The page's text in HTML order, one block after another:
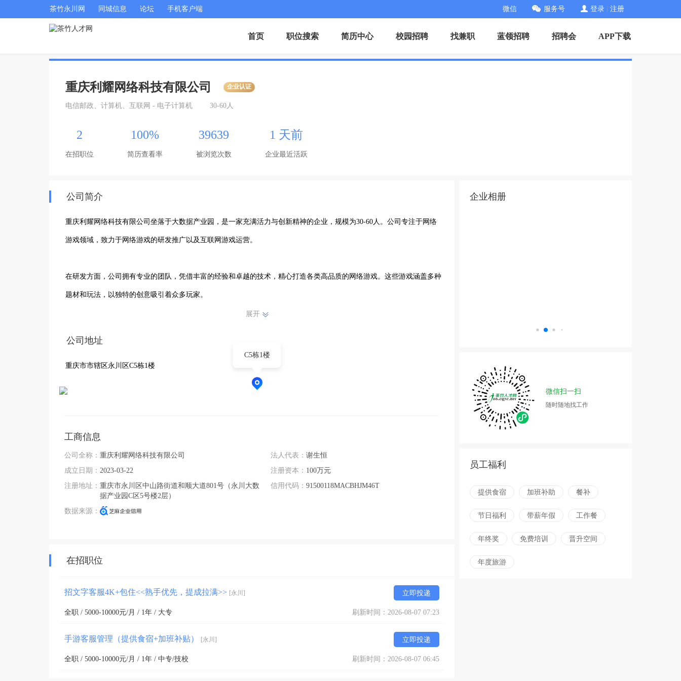
茶竹永川网 同城信息 论坛 手机客户端 微信 服务号 登录 注册
首页 职位搜索 简历中心 校园招聘 找兼职 蓝领招聘 招聘会 APP下载
重庆利耀网络科技有限公司 企业认证
电信邮政、计算机、互联网 - 电子计算机 30-60人
2
在招职位
100%
简历查看率
39639
被浏览次数
1 天前
企业最近活跃
公司简介
重庆利耀网络科技有限公司坐落于大数据产业园，是一家充满活力与创新精神的企业，规模为30-60人。公司专注于网络
游戏领域，致力于网络游戏的研发推广以及互联网游戏运营。
在研发方面，公司拥有专业的团队，凭借丰富的经验和卓越的技术，精心打造各类高品质的网络游戏。这些游戏涵盖多种
题材和玩法，以独特的创意吸引着众多玩家。
展开
公司地址
重庆市市辖区永川区C5栋1楼
C5栋1楼
工商信息
公司全称： 重庆利耀网络科技有限公司
成立日期： 2023-03-22
注册地址： 重庆市永川区中山路街道和顺大道801号（永川大数
据产业园C区5号楼2层）
数据来源：
法人代表： 谢生恒
注册资本： 100万元
信用代码： 91500118MACBHJM46T
在招职位
招文字客服4K+包住<<熟手优先，提成拉满>> [永川] 立即投递
全职 / 5000-10000元/月 / 1年 / 大专 刷新时间：2026-08-07 07:23
手游客服管理（提供食宿+加班补贴） [永川] 立即投递
全职 / 5000-10000元/月 / 1年 / 中专/技校 刷新时间：2026-08-07 06:45
企业相册
微信扫一扫
随时随地找工作
员工福利
提供食宿 加班补助 餐补
节日福利 带薪年假 工作餐
年终奖 免费培训 晋升空间
年度旅游